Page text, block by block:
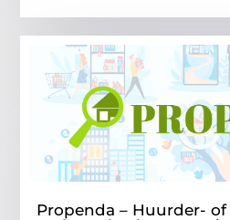
Propenda – Huurder- of